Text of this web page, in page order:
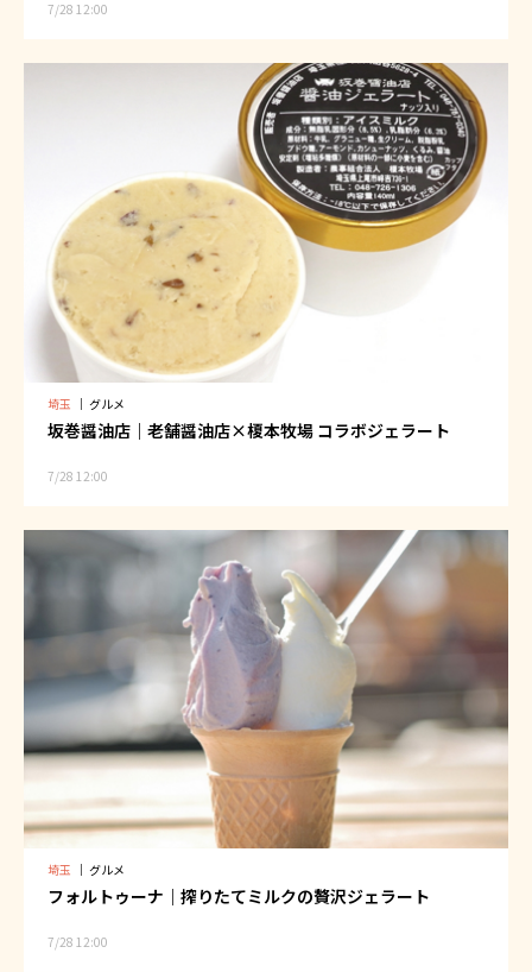
7/28 12:00
埼玉 ｜ グルメ
坂巻醤油店｜老舗醤油店×榎本牧場 コラボジェラート
7/28 12:00
埼玉 ｜ グルメ
フォルトゥーナ｜搾りたてミルクの贅沢ジェラート
7/28 12:00